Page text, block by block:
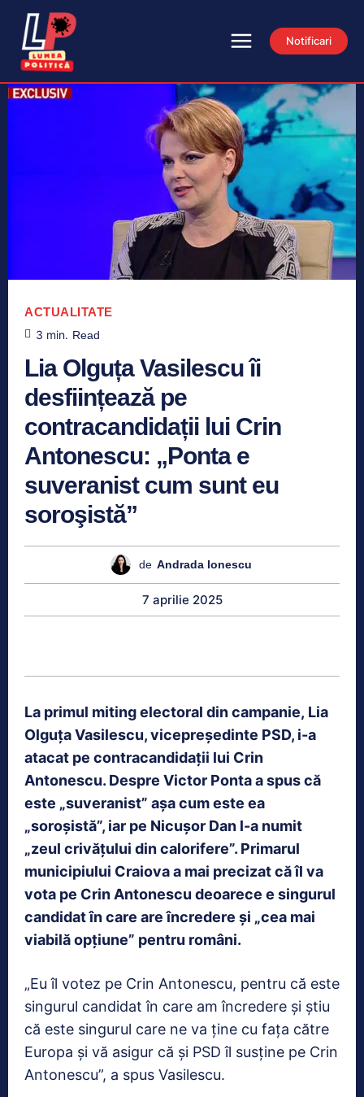
Notificari
ACTUALITATE
3 min. Read
Lia Olguța Vasilescu îi
desființează pe
contracandidații lui Crin
Antonescu: „Ponta e
suveranist cum sunt eu
soroşistă”
de Andrada Ionescu
7 aprilie 2025
La primul miting electoral din campanie, Lia
Olguța Vasilescu, vicepreședinte PSD, i-a
atacat pe contracandidații lui Crin
Antonescu. Despre Victor Ponta a spus că
este „suveranist” așa cum este ea
„soroșistă”, iar pe Nicușor Dan l-a numit
„zeul crivăţului din calorifere”. Primarul
municipiului Craiova a mai precizat că îl va
vota pe Crin Antonescu deoarece e singurul
candidat în care are încredere și „cea mai
viabilă opțiune” pentru români.
„Eu îl votez pe Crin Antonescu, pentru că este
singurul candidat în care am încredere şi ştiu
că este singurul care ne va ţine cu faţa către
Europa şi vă asigur că şi PSD îl susţine pe Crin
Antonescu”, a spus Vasilescu.